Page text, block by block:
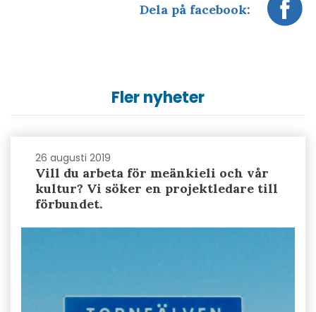
Dela på facebook:
Fler nyheter
26 augusti 2019
Vill du arbeta för meänkieli och vår
kultur? Vi söker en projektledare till
förbundet.